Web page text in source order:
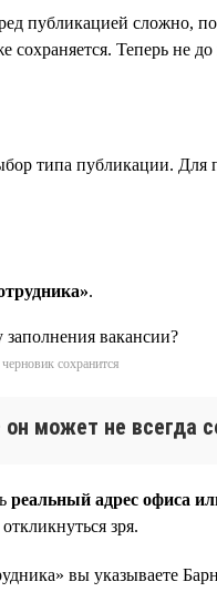
публикацией
Теперь не
типа публикации.
.
сохранится
он может не всегда
реальный адрес офиса
зря.
вы указываете